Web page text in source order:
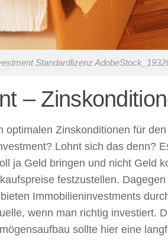
Standardlizenz
–
Zinskonditionen für
Lohnt sich das denn?
ja Geld bringen und nicht Geld
festzustellen.
Immobilieninvestments
wenn man richtig investiert.
sollte hier eine